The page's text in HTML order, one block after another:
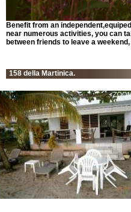
Benefit from an
near numerous activities, you can
between friends to leave a
158 della Martinica.